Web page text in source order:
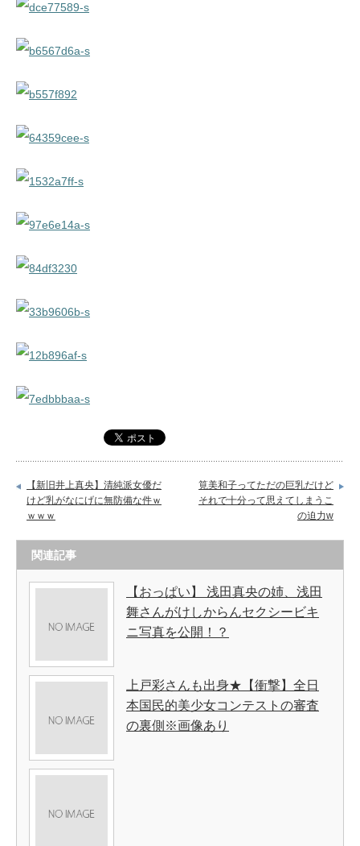
【新旧井上真央】清純派女優だ
けど乳がなにげに無防備な件ｗ
ｗｗｗ
筧美和子ってただの巨乳だけど
それで十分って思えてしまうこ
の迫力w
関連記事
【おっぱい】 浅田真央の姉、浅田
舞さんがけしからんセクシービキ
ニ写真を公開！？
上戸彩さんも出身★【衝撃】全日
本国民的美少女コンテストの審査
の裏側※画像あり